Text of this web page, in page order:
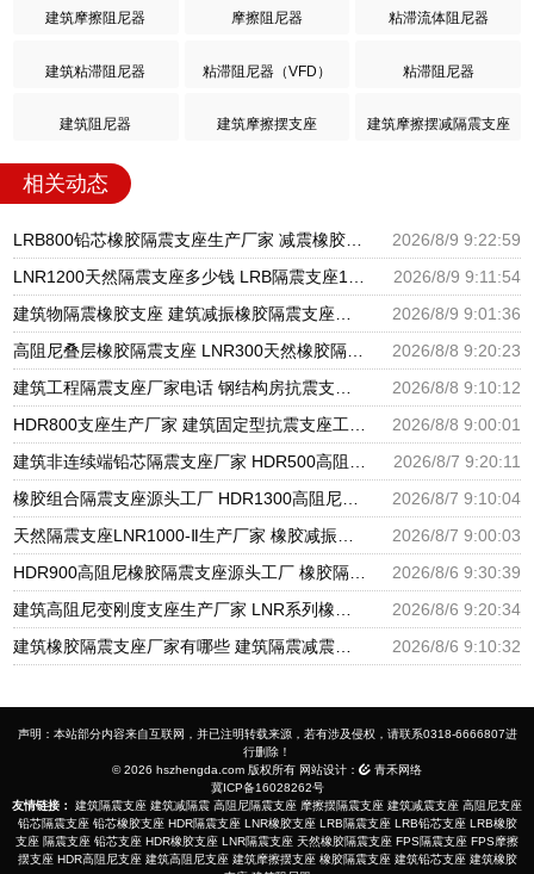
建筑摩擦阻尼器 摩擦阻尼器 粘滞流体阻尼器
建筑粘滞阻尼器 粘滞阻尼器（VFD） 粘滞阻尼器
建筑阻尼器 建筑摩擦摆支座 建筑摩擦摆减隔震支座
相关动态
LRB800铅芯橡胶隔震支座生产厂家 减震橡胶支座生产厂家 HDR400隔震支座源头工厂
2026/8/9 9:22:59
LNR1200天然隔震支座多少钱 LRB隔震支座1400 HDR型高阻尼橡胶隔震支座厂家电话
2026/8/9 9:11:54
建筑物隔震橡胶支座 建筑减振橡胶隔震支座生产厂家 HDR600隔震支座生产厂家
2026/8/9 9:01:36
高阻尼叠层橡胶隔震支座 LNR300天然橡胶隔震支座多少钱 LNR隔震支座400(II型)厂家
2026/8/8 9:20:23
建筑工程隔震支座厂家电话 钢结构房抗震支座 抗震减振支座厂家电话
2026/8/8 9:10:12
HDR800支座生产厂家 建筑固定型抗震支座工厂 摩擦支座价格
2026/8/8 9:00:01
建筑非连续端铅芯隔震支座厂家 HDR500高阻尼橡胶支座多少钱 建筑橡胶隔震支座LNRLRB源头工厂
2026/8/7 9:20:11
橡胶组合隔震支座源头工厂 HDR1300高阻尼支座 天然橡胶隔震支座厂家直销
2026/8/7 9:10:04
天然隔震支座LNR1000-Ⅱ生产厂家 橡胶减振支座厂家 HDR600隔震支座厂家
2026/8/7 9:00:03
HDR900高阻尼橡胶隔震支座源头工厂 橡胶隔震支座商家生产厂家 LRB支座厂家
2026/8/6 9:30:39
建筑高阻尼变刚度支座生产厂家 LNR系列橡胶隔震支座源头工厂 HDR900高阻尼隔震支座
2026/8/6 9:20:34
建筑橡胶隔震支座厂家有哪些 建筑隔震减震隔震支座源头工厂 LNR1300天然隔震支座生产厂家
2026/8/6 9:10:32
声明：本站部分内容来自互联网，并已注明转载来源，若有涉及侵权，请联系0318-6666807进
行删除！
© 2026 hszhengda.com 版权所有 网站设计：
青禾网络
冀ICP备16028262号
友情链接：
建筑隔震支座 建筑减隔震 高阻尼隔震支座 摩擦摆隔震支座 建筑减震支座 高阻尼支座
铅芯隔震支座 铅芯橡胶支座 HDR隔震支座 LNR橡胶支座 LRB隔震支座 LRB铅芯支座 LRB橡胶
支座 隔震支座 铅芯支座 HDR橡胶支座 LNR隔震支座 天然橡胶隔震支座 FPS隔震支座 FPS摩擦
摆支座 HDR高阻尼支座 建筑高阻尼支座 建筑摩擦摆支座 橡胶隔震支座 建筑铅芯支座 建筑橡胶